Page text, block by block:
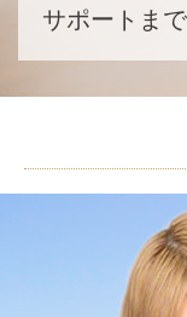
サポートま